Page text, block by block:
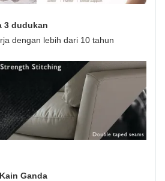
3 dudukan
dengan lebih dari 10 tahun
Ganda